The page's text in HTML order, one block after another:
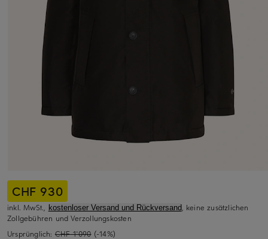
CHF 930
inkl. MwSt., kostenloser Versand und Rückversand, keine zusätzlichen
Zollgebühren und Verzollungskosten
Ursprünglich: CHF 1'090 (-14%)